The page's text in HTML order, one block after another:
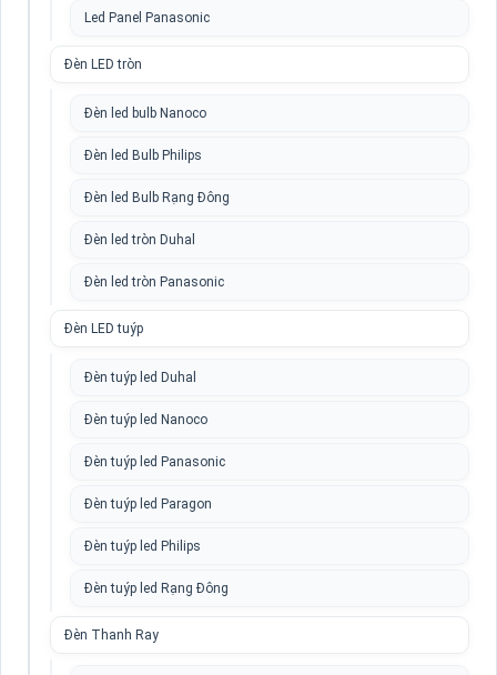
Led Panel Panasonic
Đèn LED tròn
Đèn led bulb Nanoco
Đèn led Bulb Philips
Đèn led Bulb Rạng Đông
Đèn led tròn Duhal
Đèn led tròn Panasonic
Đèn LED tuýp
Đèn tuýp led Duhal
Đèn tuýp led Nanoco
Đèn tuýp led Panasonic
Đèn tuýp led Paragon
Đèn tuýp led Philips
Đèn tuýp led Rạng Đông
Đèn Thanh Ray